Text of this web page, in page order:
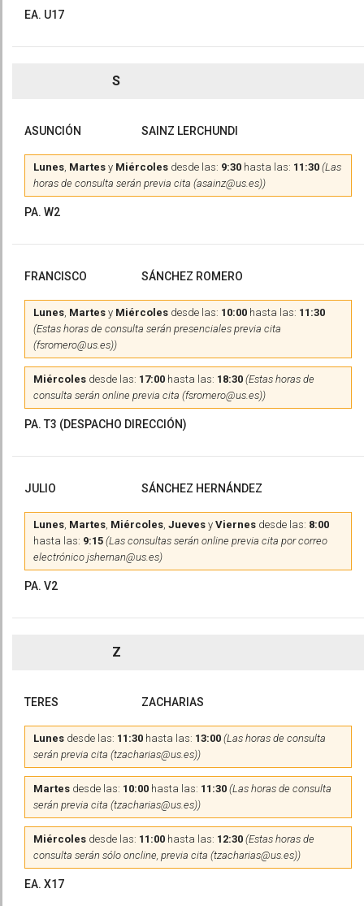
EA. U17
S
ASUNCIÓN SAINZ LERCHUNDI
Lunes, Martes y Miércoles desde las: 9:30 hasta las: 11:30 (Las
horas de consulta serán previa cita (asainz@us.es))
PA. W2
FRANCISCO SÁNCHEZ ROMERO
Lunes, Martes y Miércoles desde las: 10:00 hasta las: 11:30
(Estas horas de consulta serán presenciales previa cita
(fsromero@us.es))
Miércoles desde las: 17:00 hasta las: 18:30 (Estas horas de
consulta serán online previa cita (fsromero@us.es))
PA. T3 (DESPACHO DIRECCIÓN)
JULIO SÁNCHEZ HERNÁNDEZ
Lunes, Martes, Miércoles, Jueves y Viernes desde las: 8:00
hasta las: 9:15 (Las consultas serán online previa cita por correo
electrónico jshernan@us.es)
PA. V2
Z
TERES ZACHARIAS
Lunes desde las: 11:30 hasta las: 13:00 (Las horas de consulta
serán previa cita (tzacharias@us.es))
Martes desde las: 10:00 hasta las: 11:30 (Las horas de consulta
serán previa cita (tzacharias@us.es))
Miércoles desde las: 11:00 hasta las: 12:30 (Estas horas de
consulta serán sólo oncline, previa cita (tzacharias@us.es))
EA. X17